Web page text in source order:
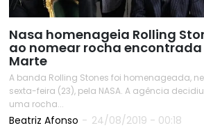
Nasa homenageia Rolling
ao nomear rocha encontrada
Marte
A banda Rolling Stones foi homenageada,
sexta-feira (23), pela NASA. A agência
uma rocha...
Beatriz Afonso - 24/08/2019 - 00:18